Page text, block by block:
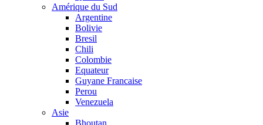
Amérique du Sud
Argentine
Bolivie
Bresil
Chili
Colombie
Equateur
Guyane Francaise
Perou
Venezuela
Asie
Bhoutan